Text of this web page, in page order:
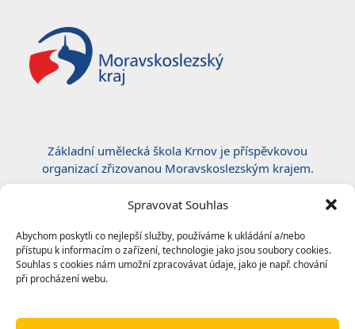
Spravovat Souhlas
Abychom poskytli co nejlepší služby, používáme k ukládání a/nebo
přístupu k informacím o zařízení, technologie jako jsou soubory cookies.
Souhlas s cookies nám umožní zpracovávat údaje, jako je např. chování
při procházení webu.
Základní umělecká škola Krnov je příspěvkovou
organizací zřizovanou Moravskoslezským krajem.
Certifikace ČSN EN ISO 50001:2019